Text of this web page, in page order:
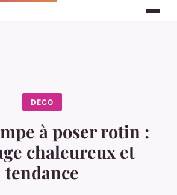
DECO
à poser rotin :
chaleureux et
tendance